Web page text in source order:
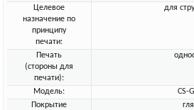
Целевое
назначение по
принципу
печати:
для
Печать
(стороны для
печати):
Модель:
CS-
Покрытие